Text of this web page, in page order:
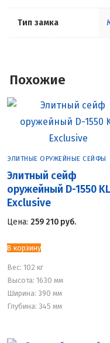
Тип замка
Похожие
ЭЛИТНЫЕ ОРУЖЕЙНЫЕ СЕЙФЫ
Элитный сейф
оружейный D-1550 KL
Exclusive
Цена: 259 210 руб.
В корзину
Вес: 102 кг
Высота: 1630 мм
Ширина: 390 мм
Глубина: 345 мм